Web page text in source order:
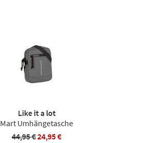
Like it a lot
Mart Umhängetasche
44,95 €24,95 €